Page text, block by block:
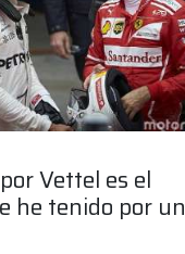
Vettel es el
he tenido por un